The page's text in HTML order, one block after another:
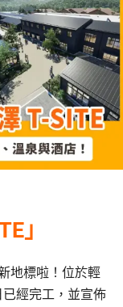
」
地標啦！位於輕
經完工，並宣佈